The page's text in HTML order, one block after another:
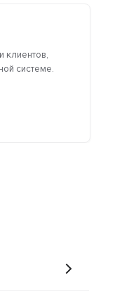
клиентов,
системе.